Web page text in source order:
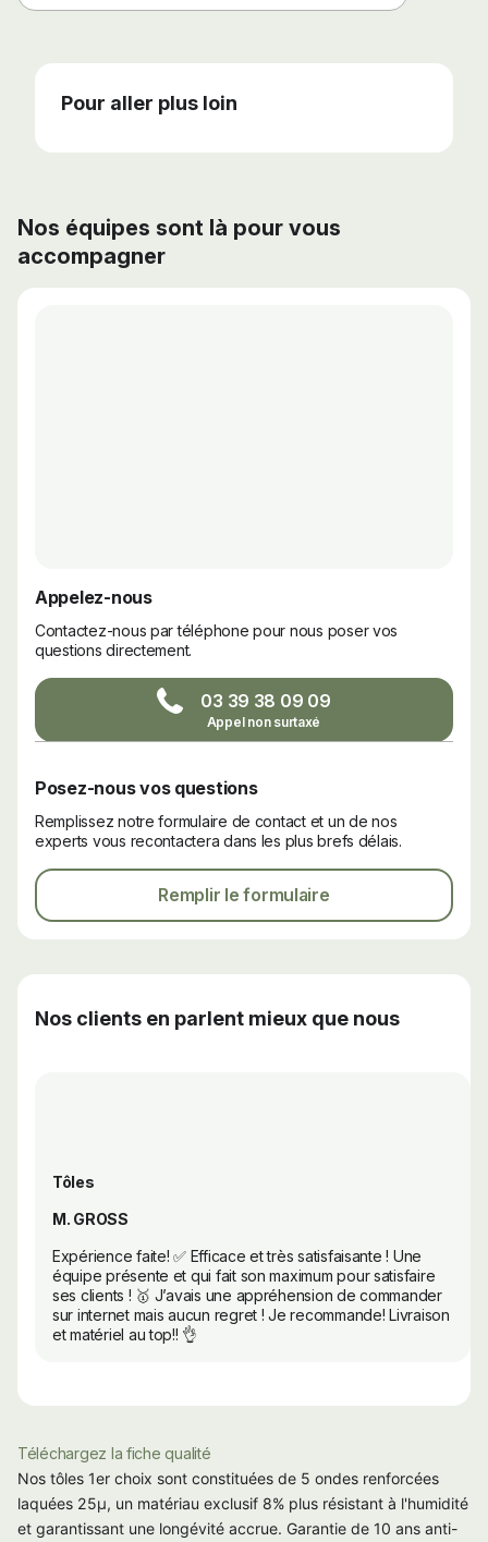
Pour aller plus loin
Nos équipes sont là pour vous
accompagner
Appelez-nous
Contactez-nous par téléphone pour nous poser vos
questions directement.
03 39 38 09 09
Posez-nous vos questions
Remplissez notre formulaire de contact et un de nos
experts vous recontactera dans les plus brefs délais.
Remplir le formulaire
Nos clients en parlent mieux que nous
Tôles
M. GROSS
Expérience faite! ✅ Efficace et très satisfaisante ! Une
équipe présente et qui fait son maximum pour satisfaire
ses clients ! 🥇 J’avais une appréhension de commander
sur internet mais aucun regret ! Je recommande! Livraison
et matériel au top!! 👌
Téléchargez la fiche qualité
Nos tôles 1er choix sont constituées de 5 ondes renforcées
laquées 25µ, un matériau exclusif 8% plus résistant à l'humidité
et garantissant une longévité accrue. Garantie de 10 ans anti-